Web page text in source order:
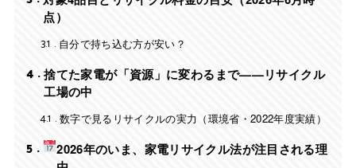
点）
3.1
自分で持ち込む方が安い？
4
捨てた家電が「資源」に変わるまで——リサイクル
工場の中
4.1
数字で見るリサイクルの実力（環境省・2022年度実績）
5
2026年のいま、家電リサイクル法が注目される理